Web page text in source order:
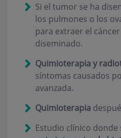
Si el tumor se ha
los pulmones o los
para extraer el
diseminado.
Quimioterapia y
síntomas causados
avanzada.
Quimioterapia
Estudio clínico donde